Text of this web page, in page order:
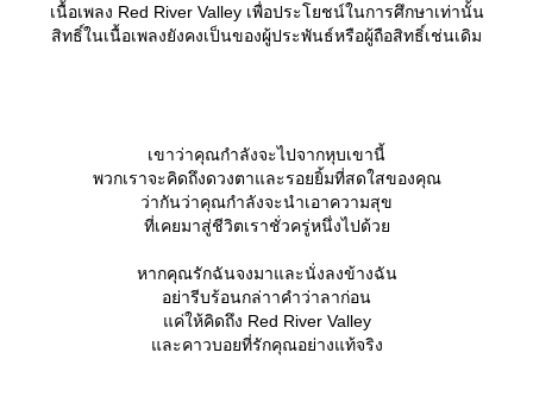
เนื้อเพลง Red River Valley เพื่อประโยชน์ในการศึกษาเท่านั้น
สิทธิ์ในเนื้อเพลงยังคงเป็นของผู้ประพันธ์หรือผู้ถือสิทธิ์เช่นเดิม
เขาว่าคุณกำลังจะไปจากหุบเขานี้
พวกเราจะคิดถึงดวงตาและรอยยิ้มที่สดใสของคุณ
ว่ากันว่าคุณกำลังจะนำเอาความสุข
ที่เคยมาสู่ชีวิตเราชั่วครู่หนึ่งไปด้ว
หากคุณรักฉันจงมาและนั่งลงข้างฉัน
อย่ารีบร้อนกล่าาคำว่าลาก่อน
ค่ให้คิดถึง Red River Valley
ละคาวบอยที่รักคุณอย่างแท้จริง